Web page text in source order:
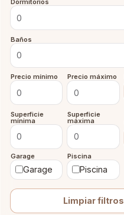
Dormitorios
Baños
Precio mínimo Precio máximo
Superficie
mínima
Superficie
máxima
Garage
Garage
Piscina
Piscina
Limpiar filtros